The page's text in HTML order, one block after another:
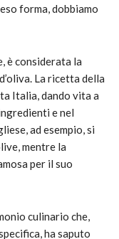
forma, dobbiamo
è considerata la
La ricetta della
Italia, dando vita a
e nel
ad esempio, si
mentre la
per il suo
culinario che,
ha saputo